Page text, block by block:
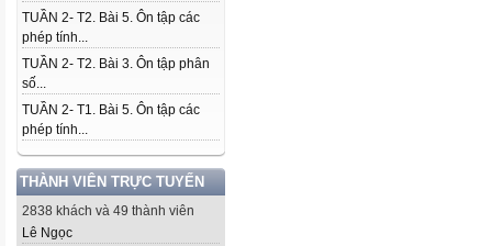
TUẦN 2- T2. Bài 5. Ôn tập các
phép tính...
TUẦN 2- T2. Bài 3. Ôn tập phân
số...
TUẦN 2- T1. Bài 5. Ôn tập các
phép tính...
THÀNH VIÊN TRỰC TUYẾN
2838 khách và 49 thành viên
Lê Ngọc